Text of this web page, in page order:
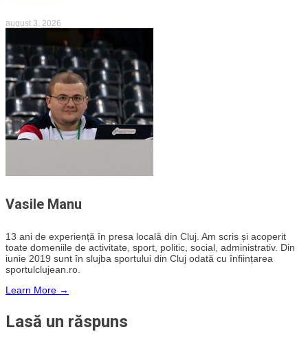
august 3, 2026
Vasile Manu
13 ani de experiență în presa locală din Cluj. Am scris și acoperit
toate domeniile de activitate, sport, politic, social, administrativ. Din
iunie 2019 sunt în slujba sportului din Cluj odată cu înființarea
sportulclujean.ro.
Learn More →
Lasă un răspuns